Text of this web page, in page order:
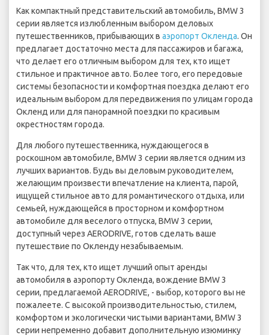
Как компактный представительский автомобиль, BMW 3
серии является излюбленным выбором деловых
путешественников, прибывающих в аэропорт Окленда. Он
предлагает достаточно места для пассажиров и багажа,
что делает его отличным выбором для тех, кто ищет
стильное и практичное авто. Более того, его передовые
системы безопасности и комфортная поездка делают его
идеальным выбором для передвижения по улицам города
Окленд или для панорамной поездки по красивым
окрестностям города.
Для любого путешественника, нуждающегося в
роскошном автомобиле, BMW 3 серии является одним из
лучших вариантов. Будь вы деловым руководителем,
желающим произвести впечатление на клиента, парой,
ищущей стильное авто для романтического отдыха, или
семьей, нуждающейся в просторном и комфортном
автомобиле для веселого отпуска, BMW 3 серии,
доступный через AERODRIVE, готов сделать ваше
путешествие по Окленду незабываемым.
Так что, для тех, кто ищет лучший опыт аренды
автомобиля в аэропорту Окленда, вождение BMW 3
серии, предлагаемой AERODRIVE, - выбор, которого вы не
пожалеете. С высокой производительностью, стилем,
комфортом и экологически чистыми вариантами, BMW 3
серии непременно добавит дополнительную изюминку